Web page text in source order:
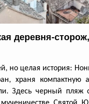
деревня-
но целая история:
храня компактную
Здесь черный пляж